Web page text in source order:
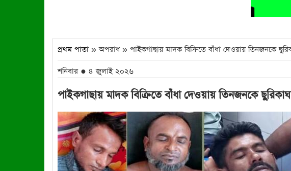
প্রথম পাতা » অপরাধ » পাইকগাছায় মাদক বিক্রিতে বাঁধা দেওয়ায় তিনজনকে
শনিবার ● ৪ জুলাই ২০২৬
পাইকগাছায় মাদক বিক্রিতে বাঁধা দেওয়ায় তিনজনকে